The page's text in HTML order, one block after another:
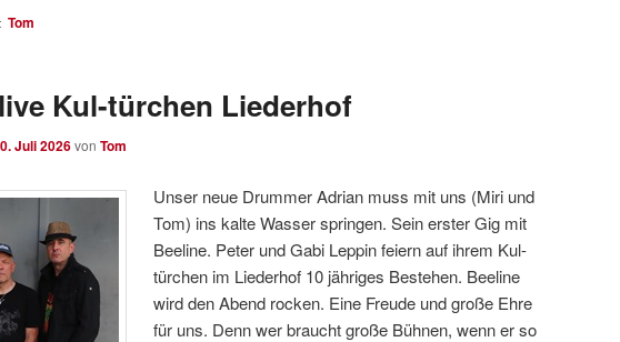
Tom
Kul-türchen Liederhof
Juli 2026von Tom
Unser neue Drummer Adrian muss mit uns (Miri und
Tom) ins kalte Wasser springen. Sein erster Gig mit
Beeline. Peter und Gabi Leppin feiern auf ihrem Kul-
türchen im Liederhof 10 jähriges Bestehen. Beeline
wird den Abend rocken. Eine Freude und große Ehre
für uns. Denn wer braucht große Bühnen, wenn er so